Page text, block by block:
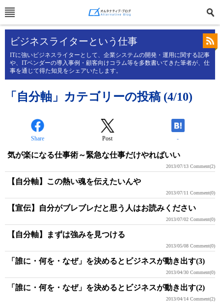
ビジネスライターという仕事
ITに強いビジネスライターとして、企業システムの開発・運用に関する記事
や、ITベンダーの導入事例・顧客向けコラム等を多数書いてきた筆者が、仕
事を通じて得た知見をシェアいたします。
「自分軸」カテゴリーの投稿 (4/10)
Share Post -
気が楽になる仕事術～緊急な仕事だけやればいい
2013/07/13 Comment(2)
【自分軸】この熱い魂を伝えたいんや
2013/07/11 Comment(0)
【宣伝】自分がブレブレだと思う人はお読みください
2013/07/02 Comment(0)
【自分軸】まずは強みを見つける
2013/05/08 Comment(0)
「誰に・何を・なぜ」を決めるとビジネスが動き出す(3)
2013/04/30 Comment(0)
「誰に・何を・なぜ」を決めるとビジネスが動き出す(2)
2013/04/14 Comment(2)